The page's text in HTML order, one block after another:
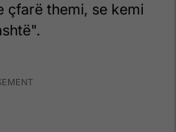
çfarë themi, se kemi